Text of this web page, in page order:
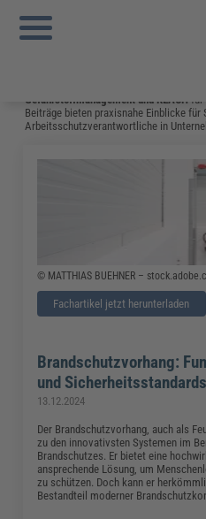
Sie sind hier:
Hier gibt es aktuelles Fachwissen zu
GefahrstoffmanagementundREACH für
Beiträge bieten praxisnahe Einblicke
Arbeitsschutzverantwortliche in
© MATTHIAS BUEHNER –
Fachartikel jetzt herunterladen
Brandschutzvorhang:
und Sicherheitsstandards
13.12.2024
Der Brandschutzvorhang, auch als
zu den innovativsten Systemen im
Brandschutzes. Er bietet eine
ansprechende Lösung, um
zu schützen. Doch kann er
Bestandteil moderner